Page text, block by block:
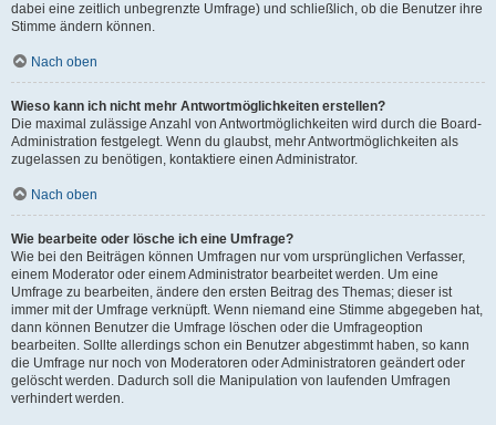
dabei eine zeitlich unbegrenzte Umfrage) und schließlich, ob die Benutzer ihre
Stimme ändern können.
Nach oben
Wieso kann ich nicht mehr Antwortmöglichkeiten erstellen?
Die maximal zulässige Anzahl von Antwortmöglichkeiten wird durch die Board-
Administration festgelegt. Wenn du glaubst, mehr Antwortmöglichkeiten als
zugelassen zu benötigen, kontaktiere einen Administrator.
Nach oben
Wie bearbeite oder lösche ich eine Umfrage?
Wie bei den Beiträgen können Umfragen nur vom ursprünglichen Verfasser,
einem Moderator oder einem Administrator bearbeitet werden. Um eine
Umfrage zu bearbeiten, ändere den ersten Beitrag des Themas; dieser ist
immer mit der Umfrage verknüpft. Wenn niemand eine Stimme abgegeben hat,
dann können Benutzer die Umfrage löschen oder die Umfrageoption
bearbeiten. Sollte allerdings schon ein Benutzer abgestimmt haben, so kann
die Umfrage nur noch von Moderatoren oder Administratoren geändert oder
gelöscht werden. Dadurch soll die Manipulation von laufenden Umfragen
verhindert werden.